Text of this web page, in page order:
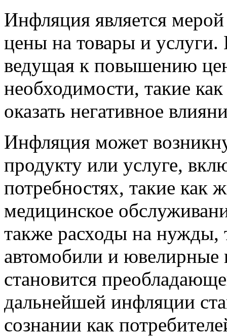
Инфляция является мерой
цены на товары и
ведущая к повышению
необходимости, такие
оказать негативное
Инфляция может
продукту или услуге,
потребностях, такие как
медицинское
также расходы на нужды,
автомобили и ювелирные
становится
дальнейшей инфляции
сознании как